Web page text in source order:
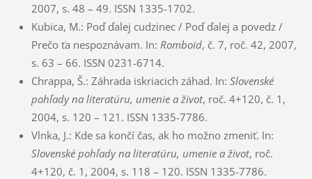
2007, s. 48 – 49. ISSN 1335-1702.
Kubica, M.: Poď ďalej cudzinec / Poď ďalej a povedz /
Prečo ťa nespoznávam. In: Romboid, č. 7, roč. 42, 2007,
s. 63 – 66. ISSN 0231-6714.
Chrappa, Š.: Záhrada iskriacich záhad. In: Slovenské
pohľady na literatúru, umenie a život, roč. 4+120, č. 1,
2004, s. 120 – 121. ISSN 1335-7786.
Vlnka, J.: Kde sa končí čas, ak ho možno zmeniť. In:
Slovenské pohľady na literatúru, umenie a život, roč.
4+120, č. 1, 2004, s. 118 – 120. ISSN 1335-7786.